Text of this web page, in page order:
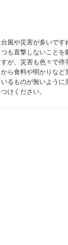
風や災害が多いです
も直撃しないことを
が、災害も色々で停
から食料や明かりな
るものが無いように
けください。